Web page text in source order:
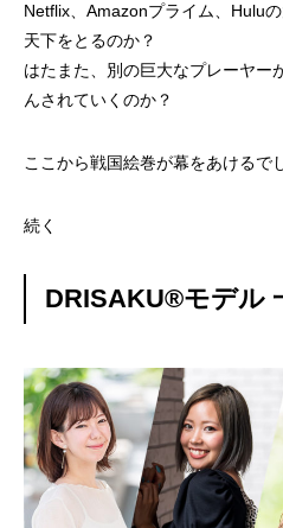
Netflix、Amazonプライム、Hulu
天下をとるのか？
はたまた、別の巨大なプレーヤー
んされていくのか？
ここから戦国絵巻が幕をあけるで
続く
DRISAKU®モデル